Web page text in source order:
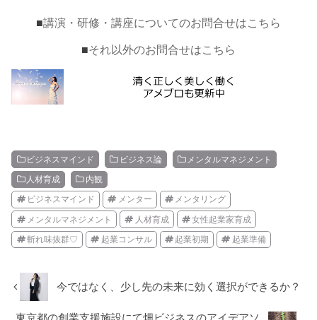
■講演・研修・講座についてのお問合せはこちら
■それ以外のお問合せはこちら
ビジネスマインド ビジネス論 メンタルマネジメント
人材育成 内観
ビジネスマインド メンター メンタリング
メンタルマネジメント 人材育成 女性起業家育成
斬れ味抜群♡ 起業コンサル 起業初期 起業準備
今ではなく、少し先の未来に効く選択ができるか？